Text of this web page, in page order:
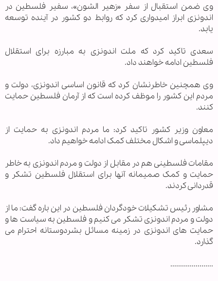
وی ضمن استقبال از سفر «زهیر الشون»، سفیر فلسطین در
اندونزی ابراز امیدواری کرد که روابط دو کشور در آینده توسعه
یابد.
سعدی تاکید کرد که ملت اندونزی به مبارزه برای استقلال
فلسطین ادامه خواهند داد.
وی همچنین خاطرنشان کرد که قانون اساسی اندونزی، دولت و
مردم این کشور را موظف کرده است که از آرمان فلسطین حمایت
کنند.
معاون وزیر کشور تاکید کرد: ما مردم اندونزی به حمایت از
دیپلماسی و اشکال مختلف کمک ادامه خواهیم داد.
مقامات فلسطینی هم در مقابل از دولت و مردم اندونزی به خاطر
حمایت و کمک صمیمانه آنها برای استقلال فلسطین تشکر و
قدردانی کردند.
مشاور رئیس تشکیلات خودگردان فلسطین در این باره گفت: ما از
دولت و مردم اندونزی تشکر می کنیم و فلسطین به سیاست ها و
حمایت های اندونزی در زمینه مسائل بشردوستانه احترام می
گذارد.
......................